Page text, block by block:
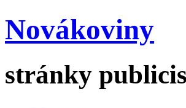
Novákoviny
stránky